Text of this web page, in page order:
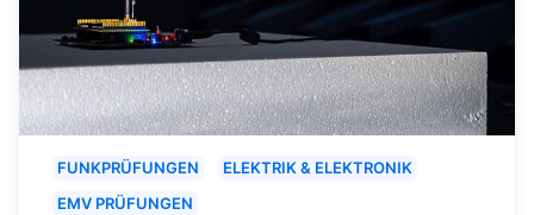
FUNKPRÜFUNGEN
ELEKTRIK & ELEKTRONIK
EMV PRÜFUNGEN